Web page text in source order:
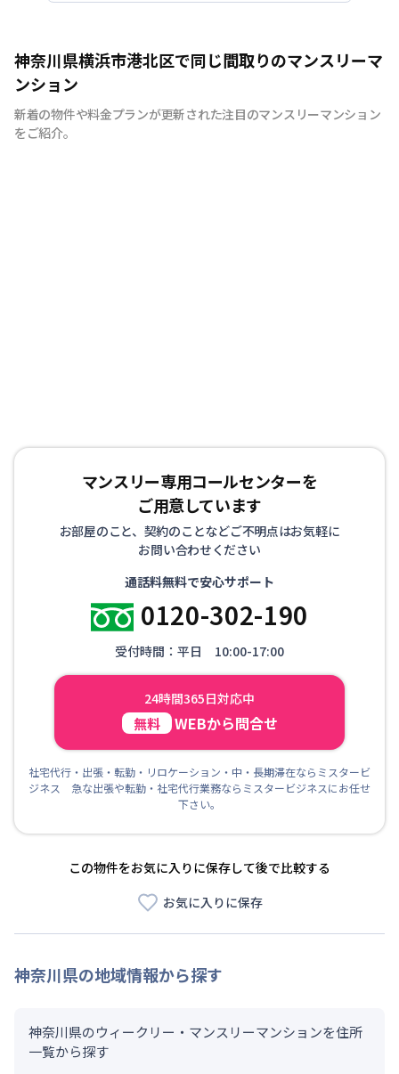
神奈川県横浜市港北区で同じ間取りのマンスリーマ
ンション
新着の物件や料金プランが更新された注目のマンスリーマンション
をご紹介。
マンスリー専用コールセンターを
ご用意しています
お部屋のこと、契約のことなどご不明点はお気軽に
お問い合わせください
通話料無料で安心サポート
0120-302-190
受付時間：平日 10:00-17:00
24時間365日対応中
無料 WEBから問合せ
社宅代行・出張・転勤・リロケーション・中・長期滞在ならミスタービ
ジネス 急な出張や転勤・社宅代行業務ならミスタービジネスにお任せ
下さい。
この物件をお気に入りに保存して後で比較する
お気に入りに保存
神奈川県の地域情報から探す
神奈川県のウィークリー・マンスリーマンションを住所
一覧から探す